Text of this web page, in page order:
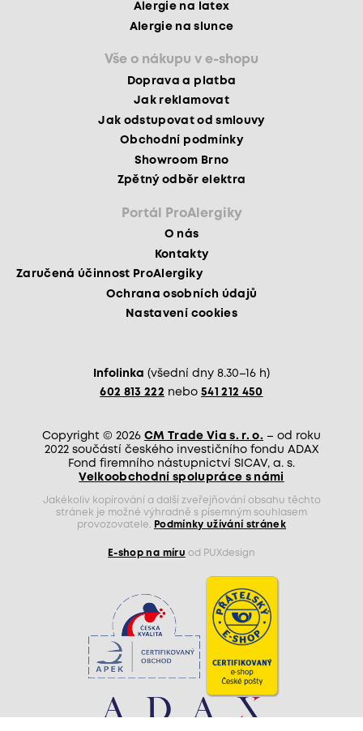
Alergie na latex
Alergie na slunce
Vše o nákupu v e-shopu
Doprava a platba
Jak reklamovat
Jak odstupovat od smlouvy
Obchodní podmínky
Showroom Brno
Zpětný odběr elektra
Portál ProAlergiky
O nás
Kontakty
Zaručená účinnost ProAlergiky
Ochrana osobních údajů
Nastavení cookies
Infolinka (všední dny 8.30–16 h)
602 813 222 nebo 541 212 450
Copyright © 2026 CM Trade Via s. r. o. – od roku
2022 součástí českého investičního fondu ADAX
Fond firemního nástupnictví SICAV, a. s.
Velkoobchodní spolupráce s námi
Jakékoliv kopírování a další zveřejňování obsahu těchto
stránek je možné výhradně s písemným souhlasem
provozovatele.
Podmínky užívání stránek
E-shop na míru od PUXdesign